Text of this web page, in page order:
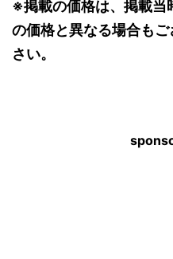
※掲載の価格は、掲載当
の価格と異なる場合も
さい。